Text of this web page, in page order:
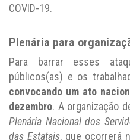
COVID-19.
Plenária para
Para barrar esses
públicos(as) e os
convocando um ato
dezembro. A organização
Plenária Nacional dos
das Estatais, que ocorrerá